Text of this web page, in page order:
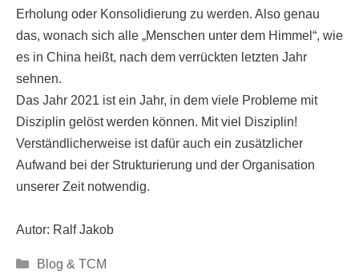
Erholung oder Konsolidierung zu werden. Also genau
das, wonach sich alle „Menschen unter dem Himmel“, wie
es in China heißt, nach dem verrückten letzten Jahr
sehnen.
Das Jahr 2021 ist ein Jahr, in dem viele Probleme mit
Disziplin gelöst werden können. Mit viel Disziplin!
Verständlicherweise ist dafür auch ein zusätzlicher
Aufwand bei der Strukturierung und der Organisation
unserer Zeit notwendig.
Autor: Ralf Jakob
Kategorien
Blog & TCM